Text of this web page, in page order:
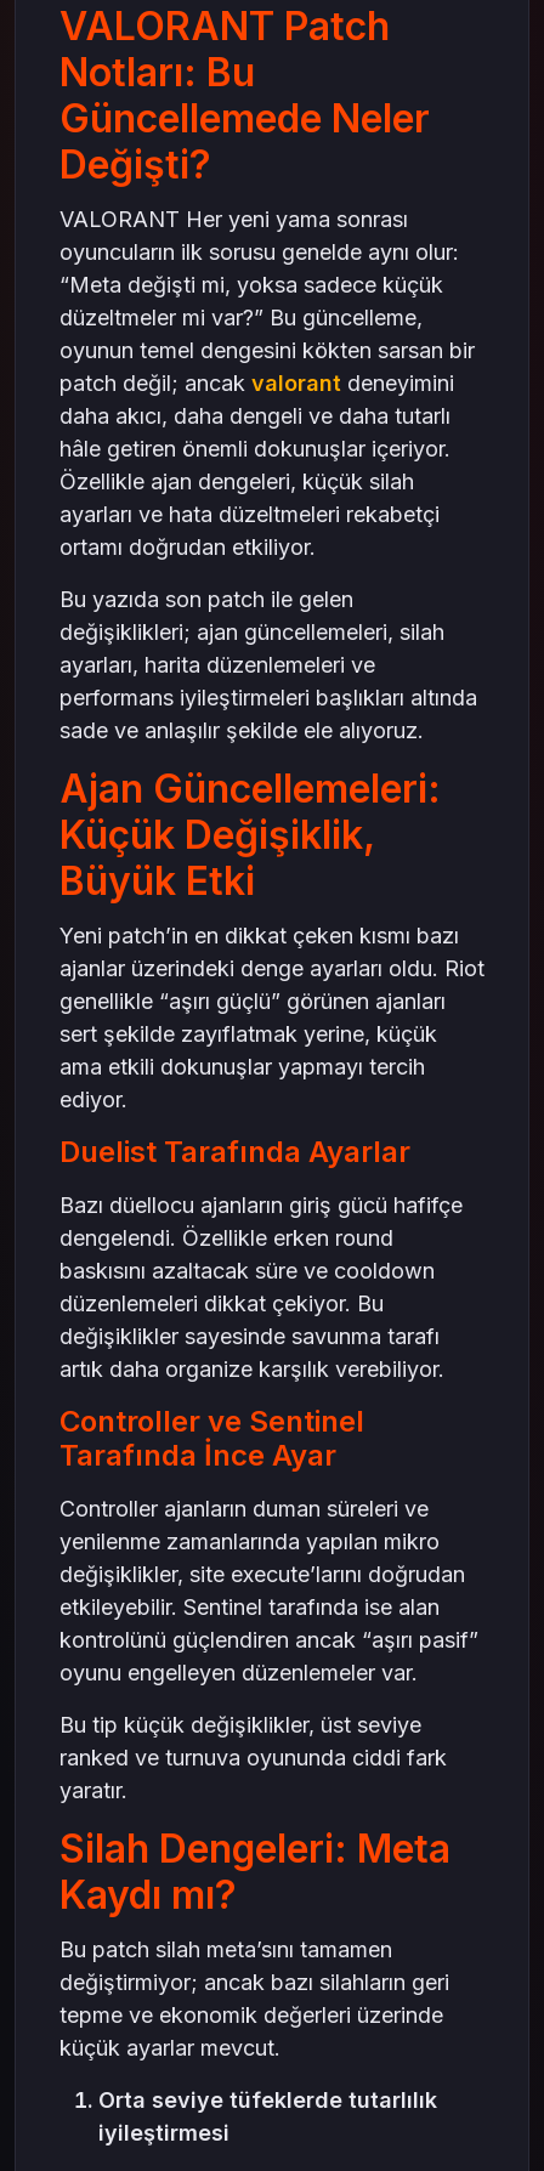
Rekabetçi Oyun Açısından Ne Anlama
Kısa Not: valorant VP ve VP satın almak (doğal
akışta)
Sonuç: Küçük Güncelleme, Büyük Oyun Hissi
mas4games ile Oyuna Odaklan
VALORANT Patch
Notları: Bu
Güncellemede Neler
Değişti?
VALORANT Her yeni yama sonrası
oyuncuların ilk sorusu genelde aynı olur:
“Meta değişti mi, yoksa sadece küçük
düzeltmeler mi var?” Bu güncelleme,
oyunun temel dengesini kökten sarsan bir
patch değil; ancak valorant deneyimini
daha akıcı, daha dengeli ve daha tutarlı
hâle getiren önemli dokunuşlar içeriyor.
Özellikle ajan dengeleri, küçük silah
ayarları ve hata düzeltmeleri rekabetçi
ortamı doğrudan etkiliyor.
Bu yazıda son patch ile gelen
değişiklikleri; ajan güncellemeleri, silah
ayarları, harita düzenlemeleri ve
performans iyileştirmeleri başlıkları altında
sade ve anlaşılır şekilde ele alıyoruz.
Ajan Güncellemeleri:
Küçük Değişiklik,
Büyük Etki
Yeni patch’in en dikkat çeken kısmı bazı
ajanlar üzerindeki denge ayarları oldu. Riot
genellikle “aşırı güçlü” görünen ajanları
sert şekilde zayıflatmak yerine, küçük
ama etkili dokunuşlar yapmayı tercih
ediyor.
Duelist Tarafında Ayarlar
Bazı düellocu ajanların giriş gücü hafifçe
dengelendi. Özellikle erken round
baskısını azaltacak süre ve cooldown
düzenlemeleri dikkat çekiyor. Bu
değişiklikler sayesinde savunma tarafı
artık daha organize karşılık verebiliyor.
Controller ve Sentinel
Tarafında İnce Ayar
Controller ajanların duman süreleri ve
yenilenme zamanlarında yapılan mikro
değişiklikler, site execute’larını doğrudan
etkileyebilir. Sentinel tarafında ise alan
kontrolünü güçlendiren ancak “aşırı pasif”
oyunu engelleyen düzenlemeler var.
Bu tip küçük değişiklikler, üst seviye
ranked ve turnuva oyununda ciddi fark
yaratır.
Silah Dengeleri: Meta
Kaydı mı?
Bu patch silah meta’sını tamamen
değiştirmiyor; ancak bazı silahların geri
tepme ve ekonomik değerleri üzerinde
küçük ayarlar mevcut.
Orta seviye tüfeklerde tutarlılık
iyileştirmesi